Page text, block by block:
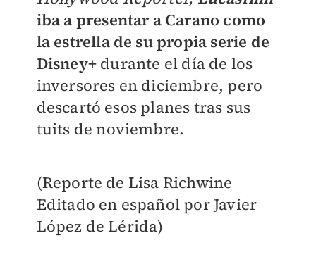
iba a presentar a Carano como
la estrella de su propia serie de
Disney+durante el día de los
inversores en diciembre, pero
descartó esos planes tras sus
tuits de noviembre.
(Reporte de Lisa Richwine
Editado en español por Javier
López de Lérida)